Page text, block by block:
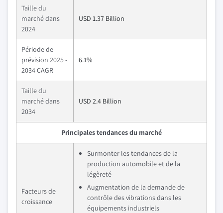
Taille du
marché dans
2024
USD 1.37 Billion
Période de
prévision 2025 -
2034 CAGR
6.1%
Taille du
marché dans
2034
USD 2.4 Billion
Principales tendances du marché
Facteurs de
croissance
Surmonter les tendances de la
production automobile et de la
légèreté
Augmentation de la demande de
contrôle des vibrations dans les
équipements industriels